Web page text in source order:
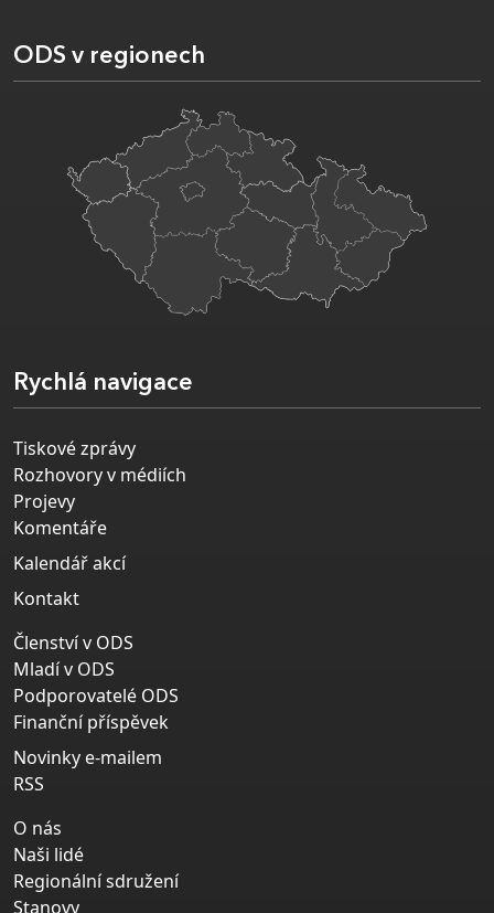
ODS v regionech
Rychlá navigace
Tiskové zprávy
Rozhovory v médiích
Projevy
Komentáře
Kalendář akcí
Kontakt
Členství v ODS
Mladí v ODS
Podporovatelé ODS
Finanční příspěvek
Novinky e-mailem
RSS
O nás
Naši lidé
Regionální sdružení
Stanovy